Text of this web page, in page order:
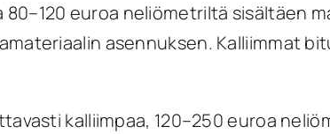
euroa neliömetriltä sisältäen
asennuksen. Kalliimmat
kalliimpaa, 120–250 euroa